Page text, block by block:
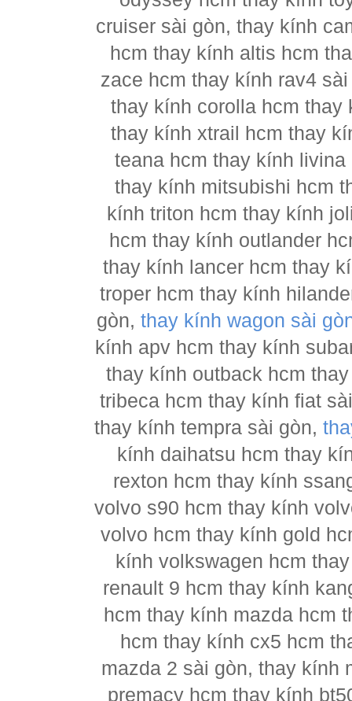
cruiser sài gòn, thay kính
hcm thay kính altis hcm
zace hcm thay kính rav4
thay kính corolla hcm
thay kính xtrail hcm thay
teana hcm thay kính
thay kính mitsubishi hcm
kính triton hcm thay kính
hcm thay kính outlander
thay kính lancer hcm thay
troper hcm thay kính
gòn, thay kính wagon sài
kính apv hcm thay kính
thay kính outback hcm
tribeca hcm thay kính fiat
thay kính tempra sài gòn,
kính daihatsu hcm thay
rexton hcm thay kính
volvo s90 hcm thay kính
volvo hcm thay kính gold
kính volkswagen hcm
renault 9 hcm thay kính
hcm thay kính mazda hcm
hcm thay kính cx5 hcm
mazda 2 sài gòn, thay kính
premacy hcm thay kính